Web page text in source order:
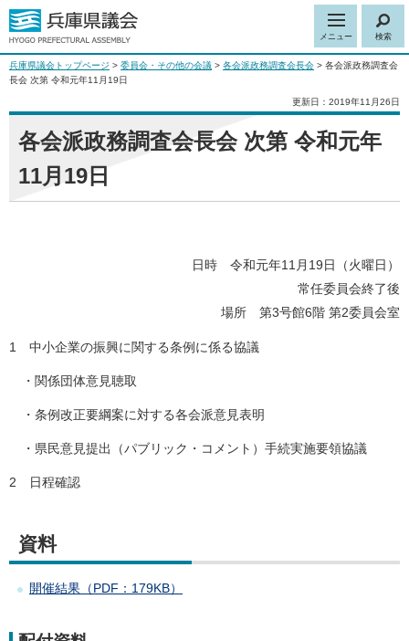
メニュー 検索
兵庫県議会トップページ > 委員会・その他の会議 > 各会派政務調査会長会 > 各会派政務調査会
長会 次第 令和元年11月19日
更新日：2019年11月26日
各会派政務調査会長会 次第 令和元年
11月19日
日時 令和元年11月19日（火曜日）
常任委員会終了後
場所 第3号館6階 第2委員会室
1 中小企業の振興に関する条例に係る協議
・関係団体意見聴取
・条例改正要綱案に対する各会派意見表明
・県民意見提出（パブリック・コメント）手続実施要領協議
2 日程確認
資料
開催結果（PDF：179KB）